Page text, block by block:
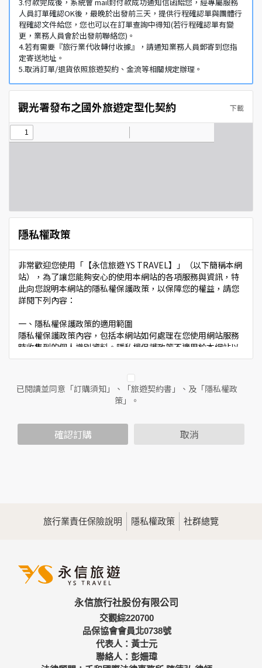
人員訂單確認OK後，最晚於出發前三天，提供行程確認單與團體行
程確認文件給您，您也可以在訂單查詢中得知(若行程確認單有變
更，業務人員會於出發前聯絡您)。
4.若有需要『旅行業代收轉付收據』，請通知業務人員郵寄到您指
定寄送地址。
5.取消訂單/退貨依照旅遊契約、金流等相關規定辦理。
觀光署發布之國外旅遊定型化契約 下載
隱私權政策
非常歡迎您使用「【永信旅遊 YS TRAVEL】」（以下簡稱本網
站），為了讓您能夠安心的使用本網站的各項服務與資訊，特
此向您說明本網站的隱私權保護政策，以保障您的權益，請您
詳閱下列內容：
一、隱私權保護政策的適用範圍
隱私權保護政策內容，包括本網站如何處理在您使用網站服務
時收集到的個人識別資料。隱私權保護政策不適用於本網站以
外的相關連結網站，也不適用於非本網站所委託或參與管理的
二、個人資料的蒐集、處理及利用方式
當您造訪本網站或使用本網站所提供之功能服務時，我們將視
範圍內處理及利用您的個人資料；非經您書面同意，本網站不
會將個人資料用於其他用途。
為提供精確的服務，我們會將收集的問卷調查內容進行統計與
分析，分析結果之統計數據或說明文字呈現，除供內部研究
三、資料之保護
備及必要的安全防護措施，加以保護網站及您的個人資料採用
嚴格的保護措施，只由經過授權的人員才能接觸您的個人資
料，相關處理人員皆簽有保密合約，如有違反保密義務者，將
會受到相關的法律處分。
如因業務需要有必要委託其他單位提供服務時，本網站亦會嚴
格要求其遵守保密義務，並且採取必要檢查程序以確定其將確
已閱讀並同意「訂購須知」、「旅遊契約書」、及「隱私權政
策」。
確認訂購 取消
旅行業責任保險說明 隱私權政策 社群總覽
永信旅行社股份有限公司
交觀綜220700
品保協會會員北0738號
代表人：黃士元
聯絡人：彭姍瑋